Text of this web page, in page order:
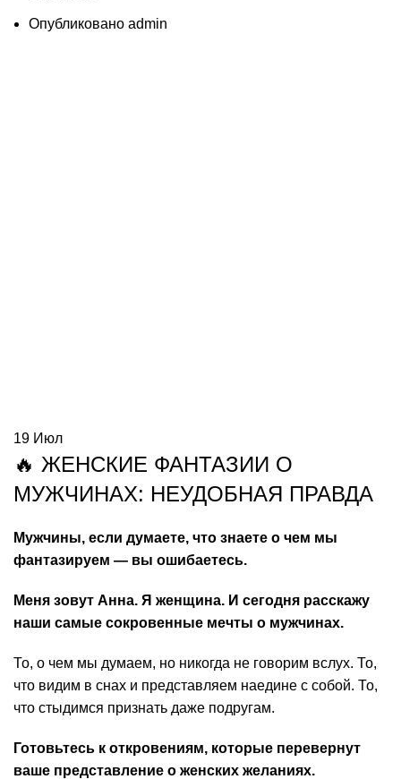
Опубликовано admin
19 Июл
🔥 ЖЕНСКИЕ ФАНТАЗИИ О
МУЖЧИНАХ: НЕУДОБНАЯ ПРАВДА
Мужчины, если думаете, что знаете о чем мы
фантазируем — вы ошибаетесь.
Меня зовут Анна. Я женщина. И сегодня расскажу
наши самые сокровенные мечты о мужчинах.
То, о чем мы думаем, но никогда не говорим вслух. То,
что видим в снах и представляем наедине с собой. То,
что стыдимся признать даже подругам.
Готовьтесь к откровениям, которые перевернут
ваше представление о женских желаниях.